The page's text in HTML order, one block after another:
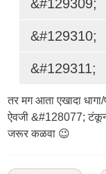
&#129309;
&#129310;
&#129311;
तर मग आता एखादा
ऐवजी &#128077; टंकून
जरूर कळवा 😉